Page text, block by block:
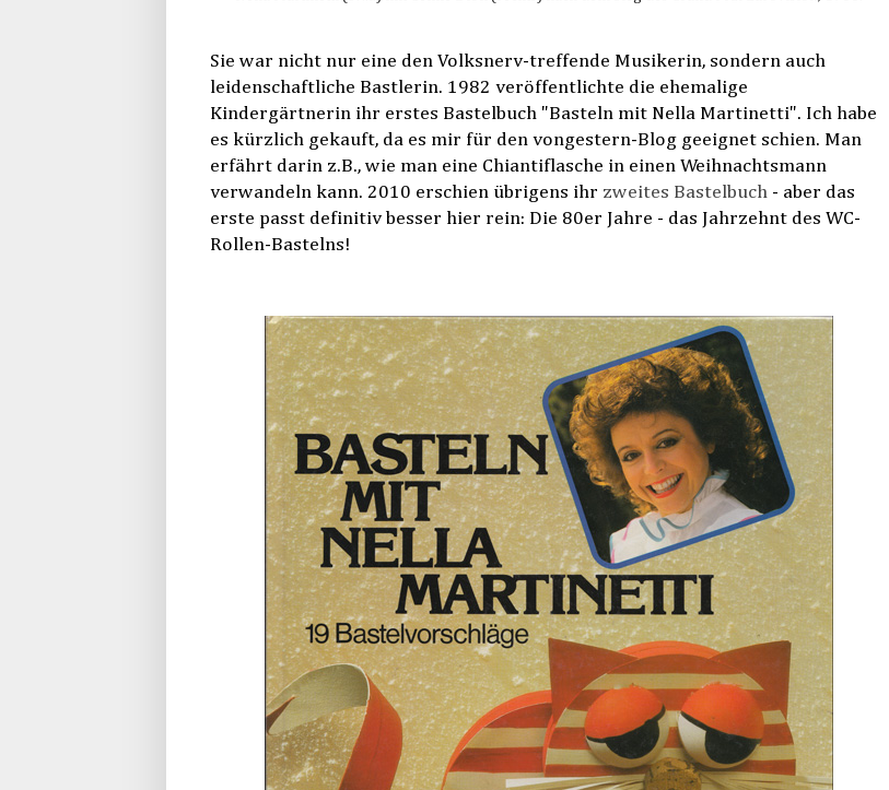
Sie war nicht nur eine den Volksnerv-treffende Musikerin, sondern auch
leidenschaftliche Bastlerin. 1982 veröffentlichte die ehemalige
Kindergärtnerin ihr erstes Bastelbuch "Basteln mit Nella Martinetti". Ich habe
es kürzlich gekauft, da es mir für den vongestern-Blog geeignet schien. Man
erfährt darin z.B., wie man eine Chiantiflasche in einen Weihnachtsmann
verwandeln kann. 2010 erschien übrigens ihr zweites Bastelbuch - aber das
erste passt definitiv besser hier rein: Die 80er Jahre - das Jahrzehnt des WC-
Rollen-Bastelns!